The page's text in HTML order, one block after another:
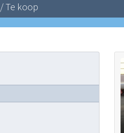
/ Te koop